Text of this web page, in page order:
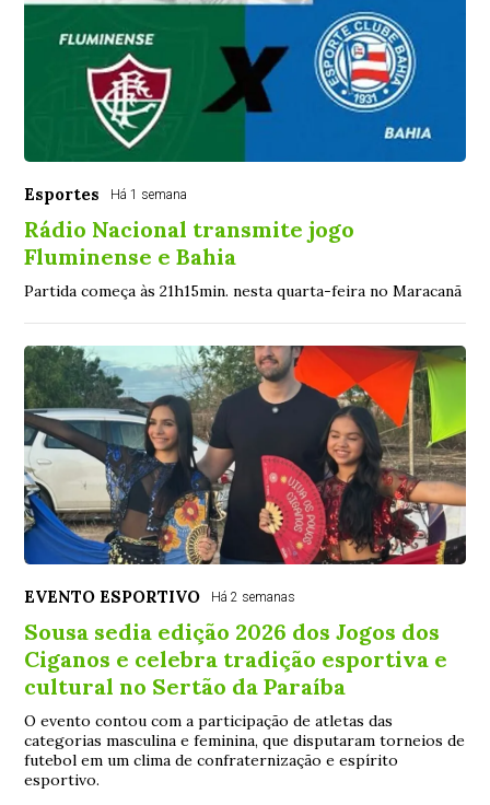
Esportes Há 1 semana
Rádio Nacional transmite jogo
Fluminense e Bahia
Partida começa às 21h15min. nesta quarta-feira no Maracanã
EVENTO ESPORTIVO Há 2 semanas
Sousa sedia edição 2026 dos Jogos dos
Ciganos e celebra tradição esportiva e
cultural no Sertão da Paraíba
O evento contou com a participação de atletas das
categorias masculina e feminina, que disputaram torneios de
futebol em um clima de confraternização e espírito
esportivo.